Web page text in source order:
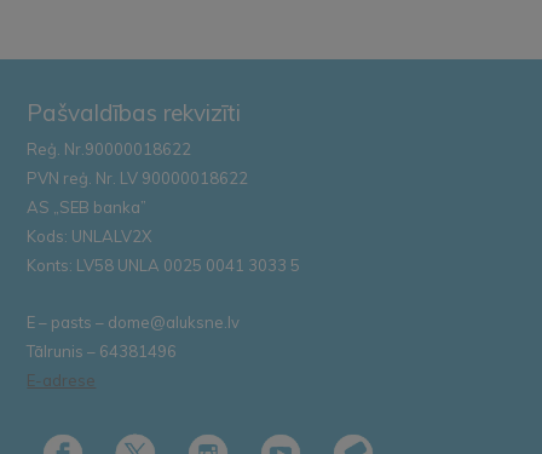
Pašvaldības rekvizīti
Reģ. Nr.90000018622
PVN reģ. Nr. LV 90000018622
AS „SEB banka”
Kods: UNLALV2X
Konts: LV58 UNLA 0025 0041 3033 5
E – pasts – dome@aluksne.lv
Tālrunis – 64381496
E-adrese